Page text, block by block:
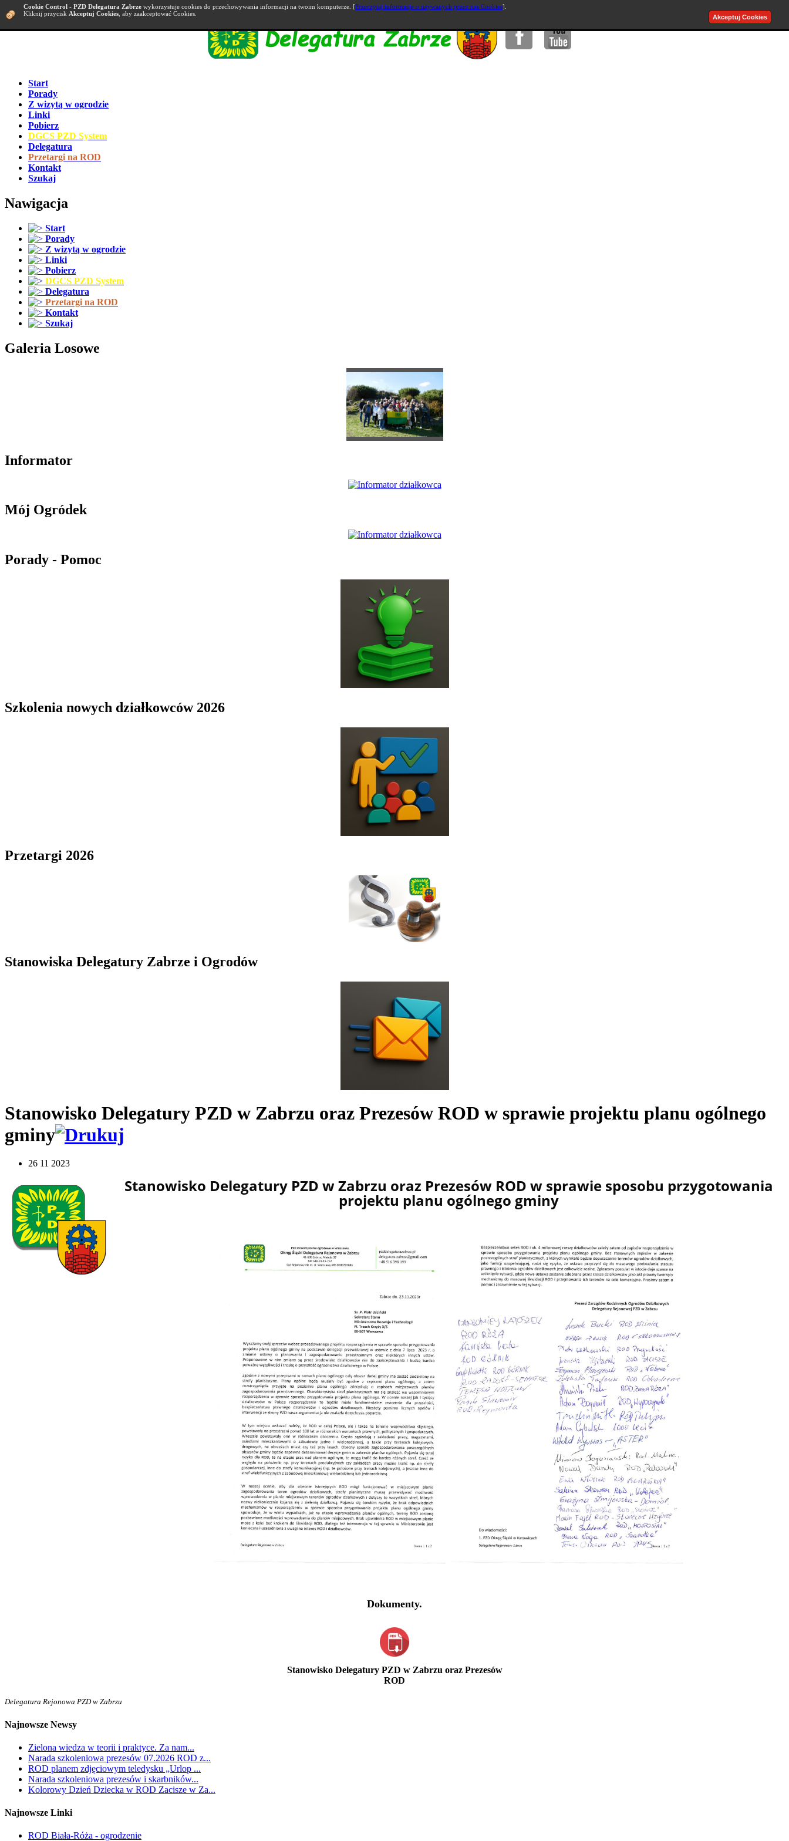
Start
Porady
Z wizytą w ogrodzie
Linki
Pobierz
DGCS PZD System
Delegatura
Przetargi na ROD
Kontakt
Szukaj
Nawigacja
Start
Porady
Z wizytą w ogrodzie
Linki
Pobierz
DGCS PZD System
Delegatura
Przetargi na ROD
Kontakt
Szukaj
Galeria Losowe
Informator
Mój Ogródek
Porady - Pomoc
Szkolenia nowych działkowców 2026
Przetargi 2026
Stanowiska Delegatury Zabrze i Ogrodów
Cookie Control - PZD Delegatura Zabrze wykorzystuje cookies do przechowywania informacji na twoim komputerze. [Przeczytaj informacje o używanych przez nas Cookies].
Kliknij przycisk Akceptuj Cookies , aby zaakceptować Cookies.
Stanowisko Delegatury PZD w Zabrzu oraz Prezesów ROD w sprawie projektu planu ogólnego
gminy
26 11 2023
Stanowisko Delegatury PZD w Zabrzu oraz Prezesów ROD w sprawie sposobu przygotowania
projektu planu ogólnego gminy
Dokumenty.
Stanowisko Delegatury PZD w Zabrzu oraz Prezesów
ROD
Delegatura Rejonowa PZD w Zabrzu
Najnowsze Newsy
Zielona wiedza w teorii i praktyce. Za nam...
Narada szkoleniowa prezesów 07.2026 ROD z...
ROD planem zdjęciowym teledysku „Urlop ...
Narada szkoleniowa prezesów i skarbników...
Kolorowy Dzień Dziecka w ROD Zacisze w Za...
Najnowsze Linki
ROD Biała-Róża - ogrodzenie